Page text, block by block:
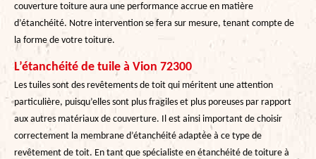
couverture toiture aura une performance accrue en matière
d’étanchéité. Notre intervention se fera sur mesure, tenant compte de
la forme de votre toiture.
L’étanchéité de tuile à Vion 72300
Les tuiles sont des revêtements de toit qui méritent une attention
particulière, puisqu’elles sont plus fragiles et plus poreuses par rapport
aux autres matériaux de couverture. Il est ainsi important de choisir
correctement la membrane d’étanchéité adaptée à ce type de
revêtement de toit. En tant que spécialiste en étanchéité de toiture à